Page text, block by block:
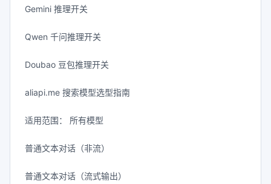
Gemini 推理开关
Qwen 千问推理开关
Doubao 豆包推理开关
aliapi.me 搜索模型选型指南
适用范围： 所有模型
普通文本对话（非流）
普通文本对话（流式输出）